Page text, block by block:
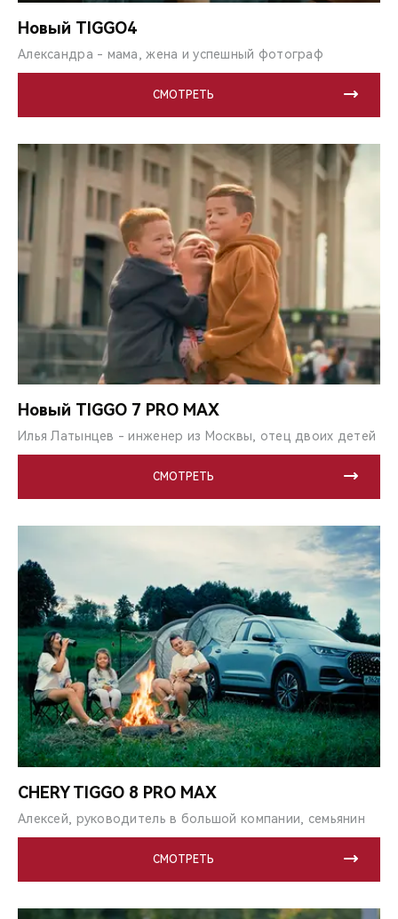
CHERY И СПОРТ
CHERY ДЛЯ ДЕТЕЙ
Новый TIGGO4
Александра - мама, жена и успешный фотограф
СМОТРЕТЬ
Новый TIGGO 7 PRO MAX
Илья Латынцев - инженер из Москвы, отец двоих детей
СМОТРЕТЬ
CHERY TIGGO 8 PRO MAX
Алексей, руководитель в большой компании, семьянин
СМОТРЕТЬ